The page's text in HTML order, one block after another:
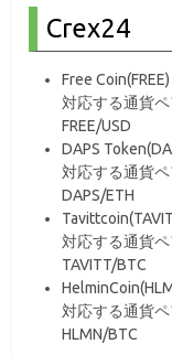
Crex24
Free Coin(FREE)
対応する通貨ペ
FREE/USD
DAPS
対応する通貨ペ
DAPS/ETH
対応する通貨ペ
TAVITT/BTC
対応する通貨ペ
HLMN/BTC